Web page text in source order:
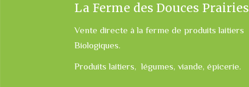
La Ferme des Douces Prairies
Vente directe à la ferme de produits laitiers
Biologiques.
Produits laitiers, légumes, viande, épicerie.